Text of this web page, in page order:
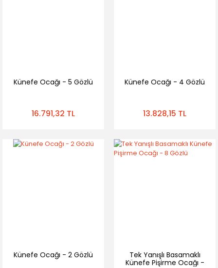
Künefe Ocağı - 5 Gözlü
16.791,32 TL
Künefe Ocağı - 4 Gözlü
13.828,15 TL
Künefe Ocağı - 2 Gözlü
Tek Yanışlı Basamaklı
Künefe Pişirme Ocağı -